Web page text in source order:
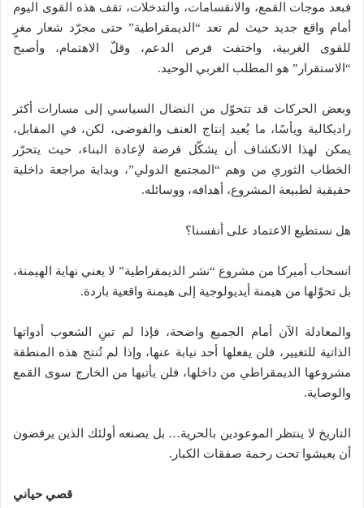
فبعد موجات القمع، والانقسامات، والتدخلات، تقف هذه القوى اليوم
أمام واقع جديد حيث لم تعد “الديمقراطية” حتى مجرّد شعار مغرٍ
للقوى الغربية، واختفت فرص الدعم، وقلّ الاهتمام، وأصبح
“الاستقرار” هو المطلب الغربي الوحيد.
وبعض الحركات قد تتحوّل من النضال السياسي إلى مسارات أكثر
راديكالية ويأسًا، ما يُعيد إنتاج العنف والفوضى، لكن، في المقابل،
يمكن لهذا الانكشاف أن يشكّل فرصة لإعادة البناء، حيث يتحرّر
الخطاب الثوري من وهم “المجتمع الدولي”، وبداية مراجعة داخلية
حقيقية لطبيعة المشروع، أهدافه، ووسائله.
هل نستطيع الاعتماد على أنفسنا؟
انسحاب أميركا من مشروع “نشر الديمقراطية” لا يعني نهاية الهيمنة،
بل تحوّلها من هيمنة أيديولوجية إلى هيمنة واقعية باردة.
والمعادلة الآن أمام الجميع واضحة، فإذا لم تبنِ الشعوب أدواتها
الذاتية للتغيير، فلن يفعلها أحد نيابة عنها، وإذا لم تُنتج هذه المنطقة
مشروعها الديمقراطي من داخلها، فلن يأتيها من الخارج سوى القمع
والوصاية.
التاريخ لا ينتظر الموعودين بالحرية… بل يصنعه أولئك الذين يرفضون
أن يعيشوا تحت رحمة صفقات الكبار.
قصي حياني